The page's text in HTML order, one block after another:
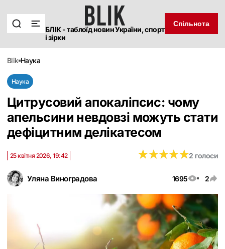
БЛІК - таблоїд новин України, спорт
і зірки
Спільнота
blik наука
Наука
Цитрусовий апокаліпсис: чому
апельсини невдовзі можуть стати
дефіцитним делікатесом
Уляна Виноградова 1695 2
25 квітня 2026, 19:42 ★★★★★
★★★★★2 голоси